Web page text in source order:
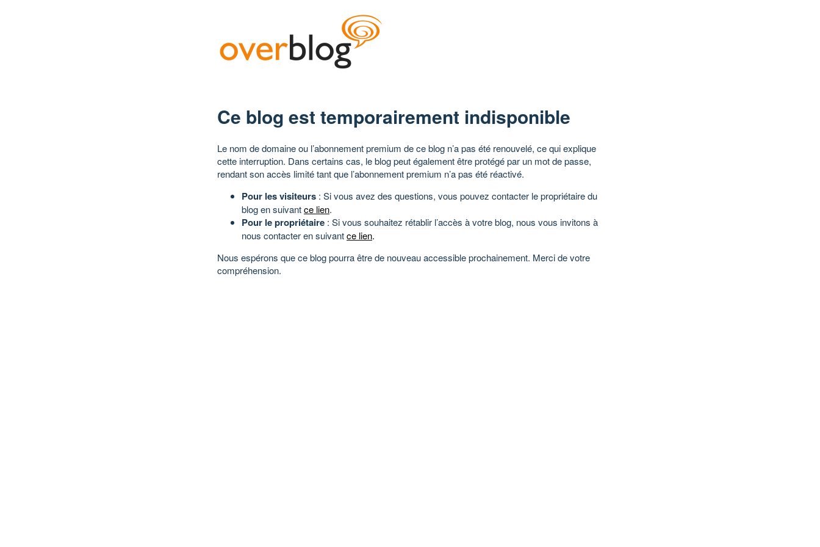
Ce blog est temporairement indisponible
Le nom de domaine ou l’abonnement premium de ce blog n’a pas été renouvelé, ce qui explique
cette interruption. Dans certains cas, le blog peut également être protégé par un mot de passe,
rendant son accès limité tant que l’abonnement premium n’a pas été réactivé.
Pour les visiteurs : Si vous avez des questions, vous pouvez contacter le propriétaire du
blog en suivantce lien.
Pour le propriétaire : Si vous souhaitez rétablir l’accès à votre blog, nous vous invitons à
nous contacter en suivantce lien.
Nous espérons que ce blog pourra être de nouveau accessible prochainement. Merci de votre
compréhension.